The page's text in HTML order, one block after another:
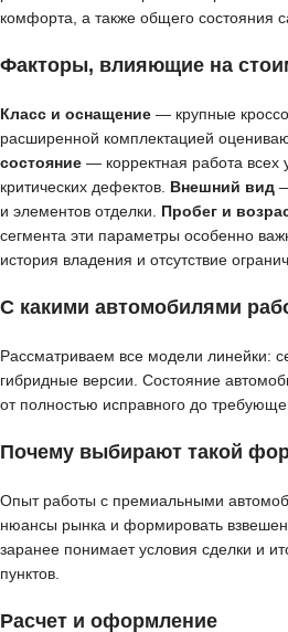
комфорта, а также общего состояния
Факторы, влияющие на
Класс и оснащение — крупные
расширенной комплектацией
состояние — корректная работа всех
критических дефектов. Внешний вид
и элементов отделки. Пробег и
сегмента эти параметры особенно
история владения и отсутствие
С какими автомобилями
Рассматриваем все модели линейки:
гибридные версии. Состояние
от полностью исправного до
Почему выбирают такой
Опыт работы с премиальными
нюансы рынка и формировать
заранее понимает условия сделки и
пунктов.
Расчет и оформление